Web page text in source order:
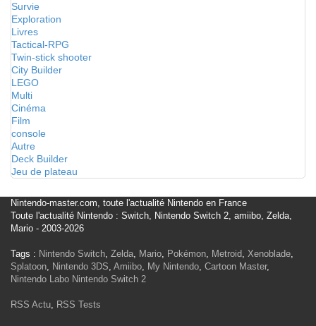
Survie
Exploration
Livres
Tactical-RPG
Twin-stick shooter
City Builder
LEGO
Multi
Cinéma
Film
console
Autre
Deck Builder
Jeu de plateau
Nintendo-master.com, toute l'actualité Nintendo en France
Toute l'actualité Nintendo : Switch, Nintendo Switch 2, amiibo, Zelda,
Mario - 2003-2026
Tags : Nintendo Switch, Zelda, Mario, Pokémon, Metroid, Xenoblade,
Splatoon, Nintendo 3DS, Amiibo, My Nintendo, Cartoon Master,
Nintendo Labo Nintendo Switch 2
RSS Actu, RSS Tests